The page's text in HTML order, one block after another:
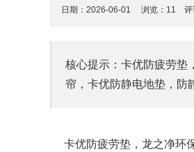
日期：2026-06-01 浏览： 11
核心提示：卡优防疲劳垫
帘，卡优防静电地垫，防
卡优防疲劳垫，龙之净环